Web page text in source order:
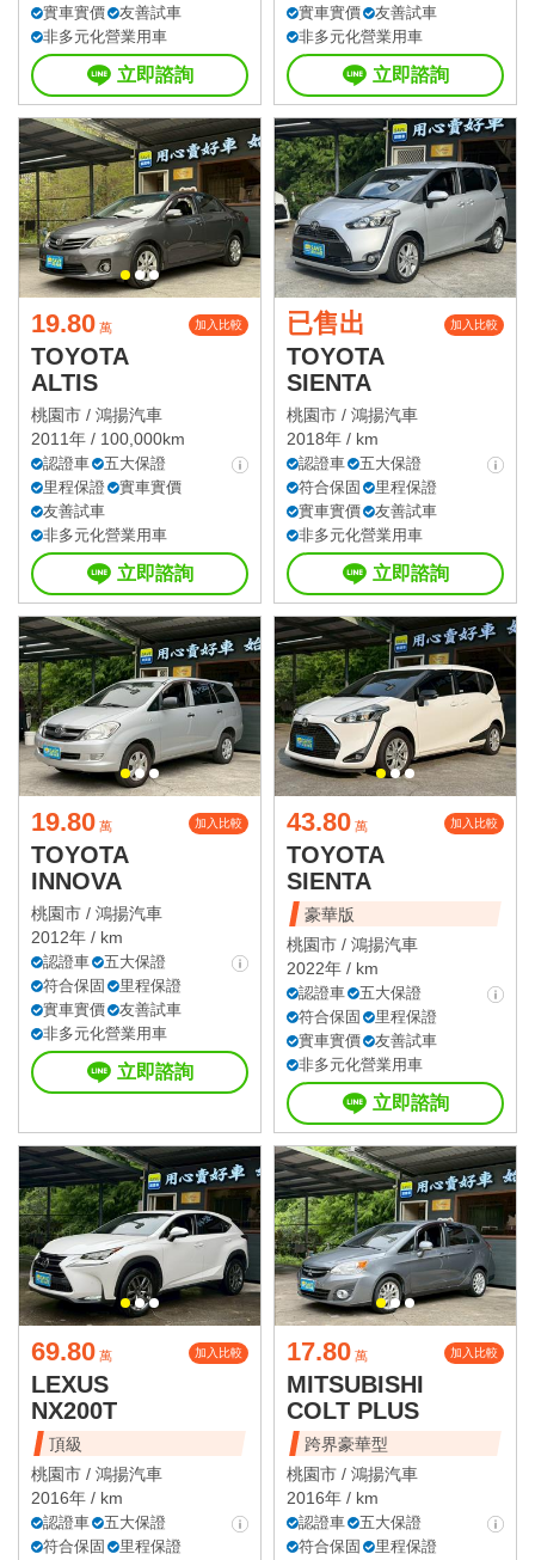
實車實價
友善試車
非多元化營業用車
立即諮詢
實車實價
友善試車
非多元化營業用車
立即諮詢
19.80 萬 加入比較
TOYOTA
ALTIS
桃園市 / 鴻揚汽車
2011年 / 100,000km
認證車
五大保證
里程保證
實車實價
友善試車
非多元化營業用車
立即諮詢
已售出 加入比較
TOYOTA
SIENTA
桃園市 / 鴻揚汽車
2018年 / km
認證車
五大保證
符合保固
里程保證
實車實價
友善試車
非多元化營業用車
立即諮詢
19.80 萬 加入比較
TOYOTA
INNOVA
桃園市 / 鴻揚汽車
2012年 / km
認證車
五大保證
符合保固
里程保證
實車實價
友善試車
非多元化營業用車
立即諮詢
43.80 萬 加入比較
TOYOTA
SIENTA
豪華版
桃園市 / 鴻揚汽車
2022年 / km
認證車
五大保證
符合保固
里程保證
實車實價
友善試車
非多元化營業用車
立即諮詢
69.80 萬 加入比較
LEXUS
NX200T
頂級
桃園市 / 鴻揚汽車
2016年 / km
認證車
五大保證
符合保固
里程保證
17.80 萬 加入比較
MITSUBISHI
COLT PLUS
跨界豪華型
桃園市 / 鴻揚汽車
2016年 / km
認證車
五大保證
符合保固
里程保證